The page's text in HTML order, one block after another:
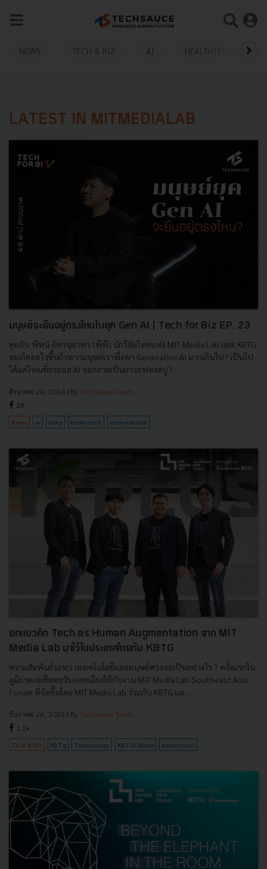
NEWS TECH & BIZ AI HEALTHTECH
LATEST IN MITMEDIALAB
มนุษย์จะยืนอยู่ตรงไหนในยุค Gen AI | Tech for Biz EP. 23
คุยกับ พัทน์ ภัทรนุธาพร (พีพี) นักวิจัยไทยแห่ง MIT Media Lab และ KBTG
จะเกิดอะไรขึ้นถ้าหากมนุษย์เราพึ่งพา Generative AI มากเกินไป? เป็นไป
ได้แค่ไหนที่กระแส AI จะกลายเป็นภาวะฟองสบู่?...
สิงหาคม 20, 2024 | By Techsauce Team
29
News ai kbtg techforbiz mitmedialab
ยกแนวคิด Tech as Human Augmentation จาก MIT
Media Lab มาไว้ในประเทศไทยกับ KBTG
ความสัมพันธ์ระหว่างเทคโนโลยีและมนุษย์ควรจะเป็นอย่างไร ? ครั้งแรกใน
ภูมิภาคเอเชียตะวันออกเฉียงใต้กับงาน MIT Media Lab Southeast Asia
Forum ที่จัดขึ้นโดย MIT Media Lab ร่วมกับ KBTG แล...
ธันวาคม 26, 2022 | By Techsauce Team
1.1k
Tech & Biz KBTg Technology KBTGFellow advertorial